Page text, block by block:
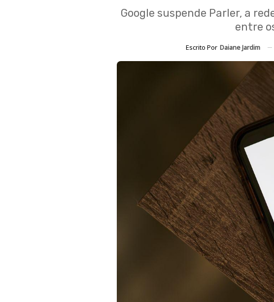
Google suspende Parler, a
entre
Escrito Por Daiane Jardim